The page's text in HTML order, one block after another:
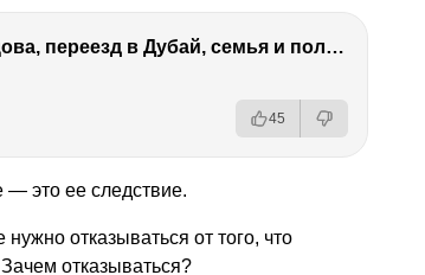
Антон Немцов — убийство Бориса Немцова, переезд в Дубай, семья и политика
45
— это ее следствие.
отказываться от того, что
отказываться?